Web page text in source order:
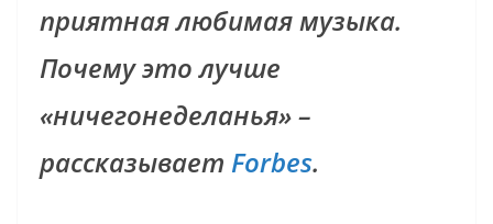
приятная любимая музыка.
Почему это лучше
«ничегонеделанья» –
рассказывает Forbes.